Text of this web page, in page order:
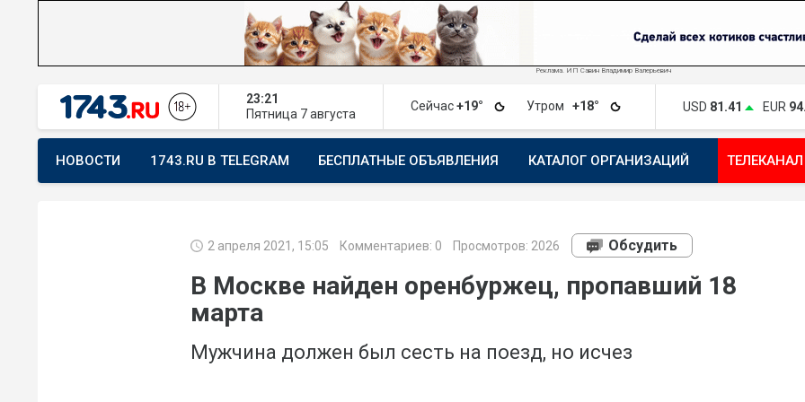
Реклама. ИП Савин Владимир Валерьевич
23:22
Пятница 7 августа
Сейчас+19° Утром +18° USD 81.41 EUR
НОВОСТИ 1743.RU В TELEGRAM БЕСПЛАТНЫЕ ОБЪЯВЛЕНИЯ КАТАЛОГ ОРГАНИЗАЦИЙ
2 апреля 2021, 15:05 Комментариев: 0 Просмотров: 2026 Обсудить
В Москве найден оренбуржец, пропавший 18
марта
Мужчина должен был сесть на поезд, но исчез